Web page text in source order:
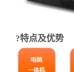
?特点及优势